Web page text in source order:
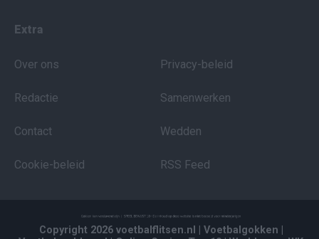
Extra
Over ons
Redactie
Contact
Cookie-beleid
Privacy-beleid
Samenwerken
Wedden
RSS Feed
Copyright 2026 voetbalflitsen.nl | Voetbalgokken